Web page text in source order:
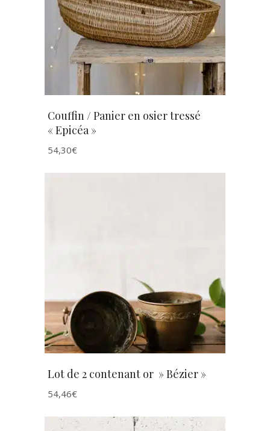
AJOUTER AU PANIER
Couffin / Panier en osier tressé
« Epicéa »
54,30€
Lot de 2 contenant or » Bézier »
54,46€